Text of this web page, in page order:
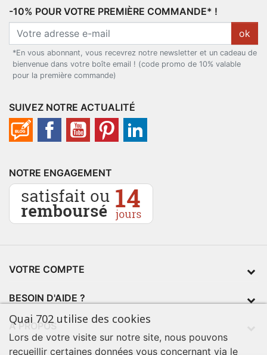
-10% POUR VOTRE PREMIÈRE COMMANDE* !
ok
*En vous abonnant, vous recevrez notre newsletter et un cadeau de
bienvenue dans votre boîte email ! (code promo de 10% valable
pour la première commande)
SUIVEZ NOTRE ACTUALITÉ
NOTRE ENGAGEMENT
VOTRE COMPTE
BESOIN D'AIDE ?
À PROPOS
Quai 702 utilise des cookies
Lors de votre visite sur notre site, nous pouvons
recueillir certaines données vous concernant via le